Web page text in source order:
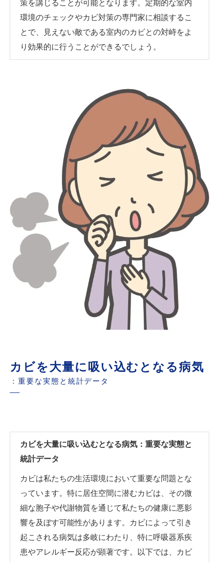
策を講じることが可能となります。定期的な室内
環境のチェックやカビ対策の専門家に相談するこ
とで、見えない敵である室内のカビとの対峙をよ
り効果的に行うことができるでしょう。
カビを大量に吸い込むとなる病気
：重要な実態と統計データ
カビを大量に吸い込むとなる病気：重要な実態と
統計データ
カビは私たちの生活環境において重要な問題とな
っています。特に居住空間に潜むカビは、その微
細な胞子や代謝物質を通じて私たちの健康に悪影
響を及ぼす可能性があります。カビによって引き
起こされる病気は多岐にわたり、特に呼吸器系疾
患やアレルギー反応が顕著です。以下では、カビ